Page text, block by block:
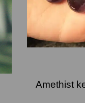
Amethist